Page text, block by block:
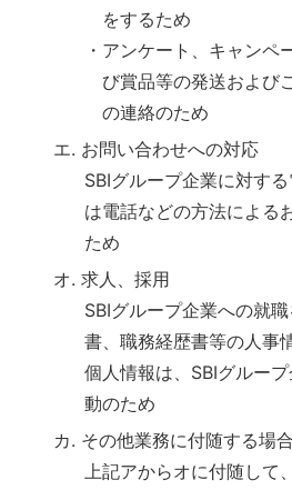
をするため
・アンケート、キャンペ
び賞品等の発送および
の連絡のため
エ. お問い合わせへの対応
SBIグループ企業に対す
は電話などの方法による
ため
オ. 求人、採用
SBIグループ企業への就
書、職務経歴書等の人事
個人情報は、SBIグルー
動のため
カ. その他業務に付随する場合
上記アからオに付随して